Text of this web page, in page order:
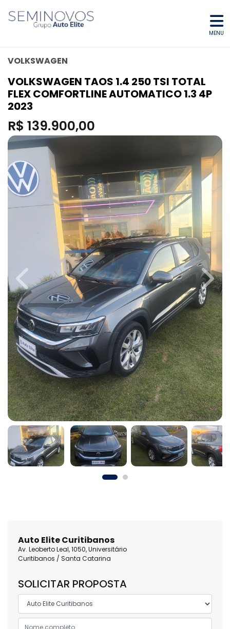
MENU
VOLKSWAGEN
VOLKSWAGEN TAOS 1.4 250 TSI TOTAL
FLEX COMFORTLINE AUTOMATICO 1.3 4P
2023
R$ 139.900,00
Previous Next
Auto Elite Curitibanos
Av. Leoberto Leal, 1050, Universitário
Curitibanos / Santa Catarina
SOLICITAR PROPOSTA